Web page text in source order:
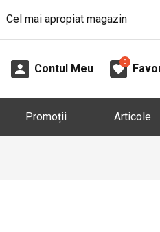
Cel mai apropiat magazin
Contul Meu
0
Promoții Articole